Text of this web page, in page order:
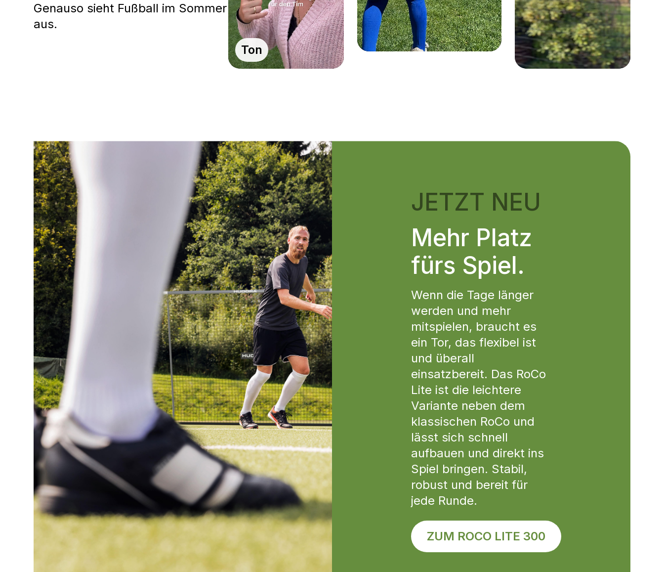
Genauso sieht Fußball im Sommer
aus.
Ton
JETZT NEU
Mehr Platz
fürs Spiel.
Wenn die Tage länger
werden und mehr
mitspielen, braucht es
ein Tor, das flexibel ist
und überall
einsatzbereit. Das RoCo
Lite ist die leichtere
Variante neben dem
klassischen RoCo und
lässt sich schnell
aufbauen und direkt ins
Spiel bringen. Stabil,
robust und bereit für
jede Runde.
ZUM ROCO LITE 300